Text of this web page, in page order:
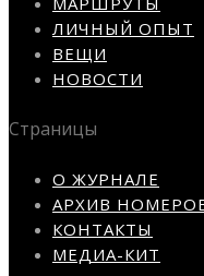
ЛИЧНЫЙ ОПЫТ
ВЕЩИ
НОВОСТИ
Страницы
О ЖУРНАЛЕ
АРХИВ
КОНТАКТЫ
МЕДИА-КИТ